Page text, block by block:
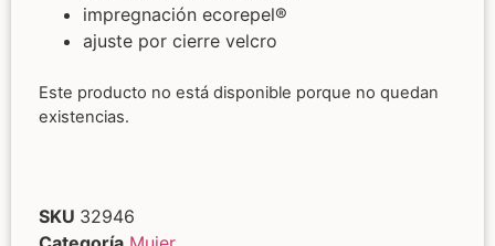
impregnación ecorepel®
ajuste por cierre velcro​
Este producto no está disponible porque no quedan
existencias.
SKU 32946